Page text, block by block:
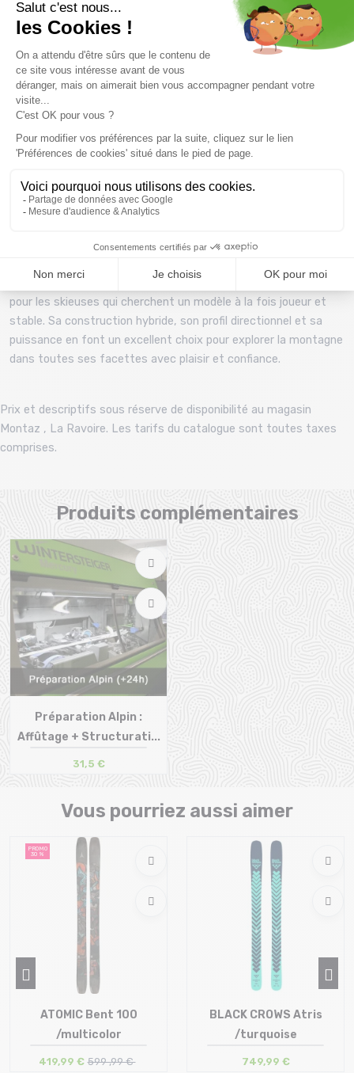
freeride / tout-terrain.
Les petits plus :
Maniabilité naturelle grâce au rocker : idéal en neige
Précision et accroche : les chants “full sidewall”
assurent du mordant sur neige dure.
Puissance contrôlée : la plaque titane (Ti Rocket
Polyvalent : bon ski “freeride” mais capable sur piste,
ce qui en fait un choix “one-quiver” très attractif.
Le Dynastar E-Pro 99 est un ski très fiable et bien équilibré
pour les skieuses qui cherchent un modèle à la fois joueur et
stable. Sa construction hybride, son profil directionnel et sa
puissance en font un excellent choix pour explorer la montagne
dans toutes ses facettes avec plaisir et confiance.
Prix et descriptifs sous réserve de disponibilité au magasin
Montaz , La Ravoire. Les tarifs du catalogue sont toutes taxes
comprises.
Produits complémentaires
Taille en stock
Préparation Alpin :
Affûtage + Structurati...
31,5 €
Vous pourriez aussi aimer
PROMO
30 %
Taille en stock
ATOMIC Bent 100
/multicolor
419,99 € 599 ,99 € Taille en stock
BLACK CROWS Atris
/turquoise
749,99 €